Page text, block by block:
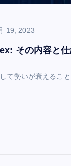
19, 2023
その内容と
て勢いが衰えるこ